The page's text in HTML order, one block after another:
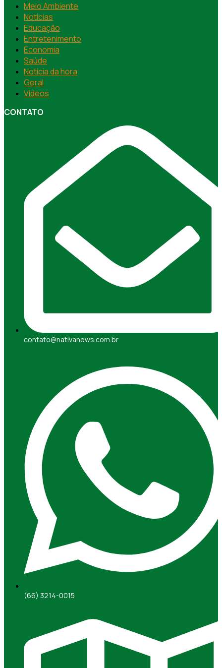
Meio Ambiente
Notícias
Educação
Entretenimento
Economia
Saúde
Notícia da hora
Geral
Vídeos
CONTATO
contato@nativanews.com.br
(66) 3214-0015